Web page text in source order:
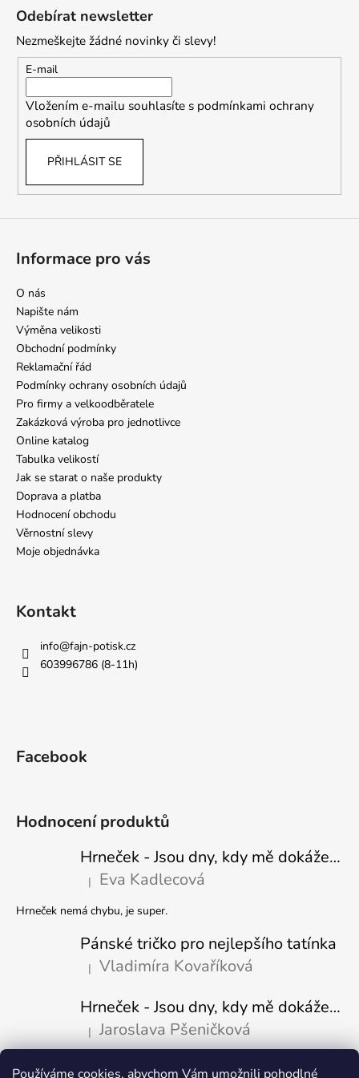
Používáme cookies, abychom Vám umožnili pohodlné
Odebírat newsletter
Nezmeškejte žádné novinky či slevy!
E-mail
Vložením e-mailu souhlasíte s podmínkami ochrany
osobních údajů
PŘIHLÁSIT SE
Informace pro vás
O nás
Napište nám
Výměna velikosti
Obchodní podmínky
Reklamační řád
Podmínky ochrany osobních údajů
Pro firmy a velkoodběratele
Zakázková výroba pro jednotlivce
Online katalog
Tabulka velikostí
Jak se starat o naše produkty
Doprava a platba
Hodnocení obchodu
Věrnostní slevy
Moje objednávka
Kontakt
info@fajn-potisk.cz
603996786 (8-11h)
Facebook
Hodnocení produktů
Hrneček - Jsou dny, kdy mě dokáže nasrat i vzduch - Sova
Hodnocení produktu je 5 z 5 hvězdiček.
| Eva Kadlecová
Hrneček nemá chybu, je super.
Pánské tričko pro nejlepšího tatínka
Hodnocení produktu je 5 z 5 hvězdiček.
| Vladimíra Kovaříková
Hrneček - Jsou dny, kdy mě dokáže nasrat i vzduch-naštvaný pejsek
Hodnocení produktu je 5 z 5 hvězdiček.
| Jaroslava Pšeničková